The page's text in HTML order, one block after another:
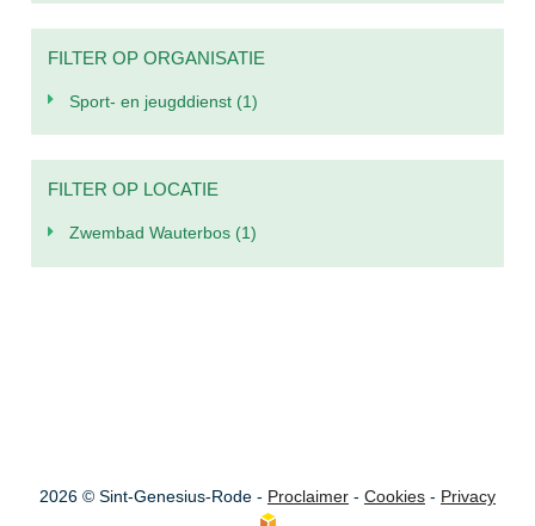
FILTER OP ORGANISATIE
Sport- en jeugddienst (1)
FILTER OP LOCATIE
Zwembad Wauterbos (1)
2026 © Sint-Genesius-Rode - Proclaimer- Cookies- Privacy